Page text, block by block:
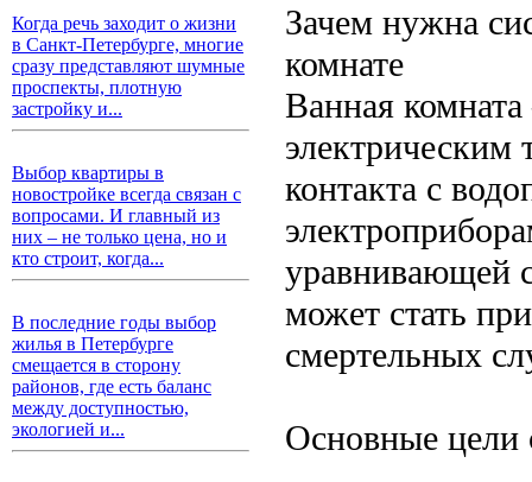
Когда речь заходит о жизни
в Санкт-Петербурге, многие
сразу представляют шумные
проспекты, плотную
застройку и...
Выбор квартиры в
новостройке всегда связан с
вопросами. И главный из
них – не только цена, но и
кто строит, когда...
В последние годы выбор
жилья в Петербурге
смещается в сторону
районов, где есть баланс
между доступностью,
экологией и...
Зачем нужна
комнате
Ванная
электрическим
контакта с
уравнивающей
может стать
смертельных
Основные цели